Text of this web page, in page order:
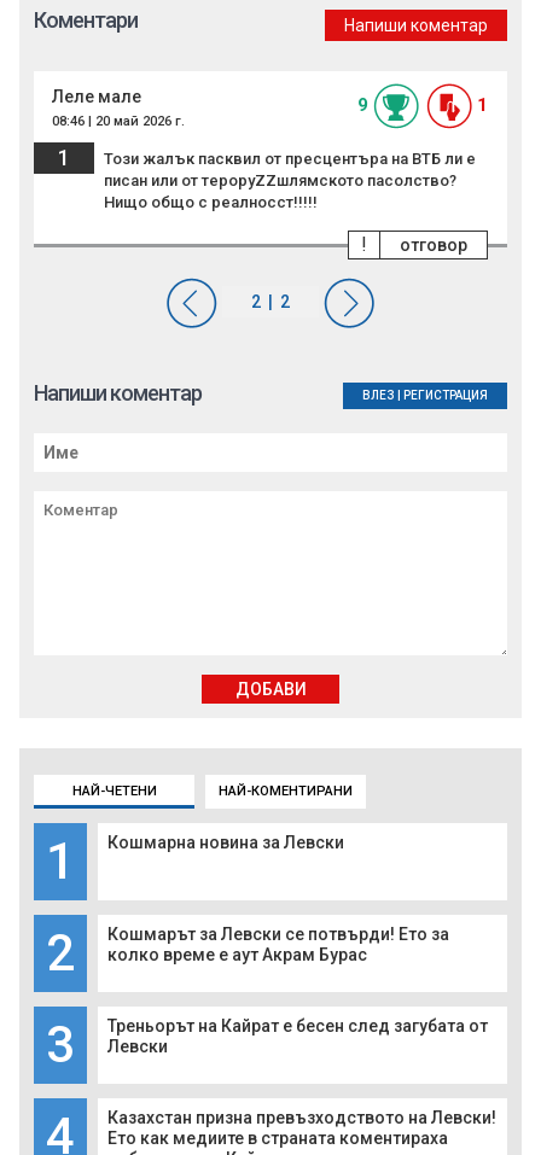
НАЙ-ЧЕТЕНИ НАЙ-КОМЕНТИРАНИ
1 Кошмарна новина за Левски
2
Кошмарът за Левски се потвърди! Ето за
колко време е аут Акрам Бурас
3
Треньорът на Кайрат е бесен след загубата от
Левски
4
Казахстан призна превъзходството на Левски!
Ето как медиите в страната коментираха
Коментари Напиши коментар
Леле мале
08:46 | 20 май 2026 г.
9 1
1
Този жалък пасквил от пресцентъра на ВТБ ли е
писан или от тероруZZшлямското пасолство?
Нищо общо с реалносст!!!!!
отговор
!
Напиши коментар ВЛЕЗ РЕГИСТРАЦИЯ
ДОБАВИ